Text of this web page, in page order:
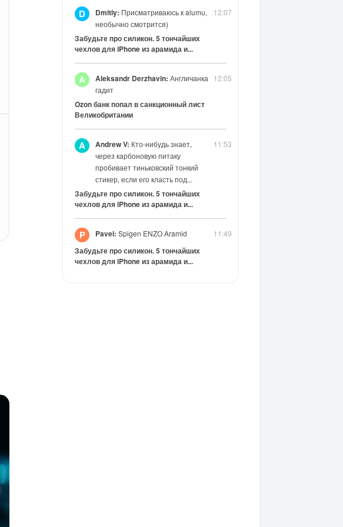
12:07
D Dmitiy: Присматриваюсь к alumu,
необычно смотрится)
Забудьте про силикон. 5 тончайших
чехлов для iPhone из арамида и...
12:05
A Aleksandr Derzhavin: Англичанка
гадит
Ozon банк попал в санкционный лист
Великобритании
11:53
A Andrew V: Кто-нибудь знает,
через карбоновую питаку
пробивает тиньковский тонкий
стикер, если его класть под...
Забудьте про силикон. 5 тончайших
чехлов для iPhone из арамида и...
11:49
P Pavel: Spigen ENZO Aramid
Забудьте про силикон. 5 тончайших
чехлов для iPhone из арамида и...